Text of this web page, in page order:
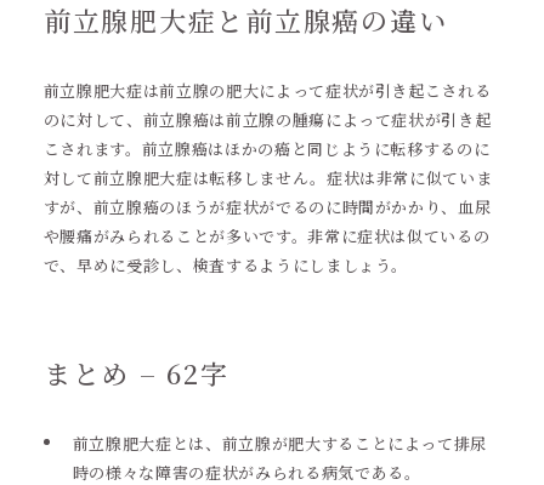
前立腺肥大症と前立腺癌の違い
前立腺肥大症は前立腺の肥大によって症状が引き起こされる
のに対して、前立腺癌は前立腺の腫瘍によって症状が引き起
こされます。前立腺癌はほかの癌と同じように転移するのに
対して前立腺肥大症は転移しません。症状は非常に似ていま
すが、前立腺癌のほうが症状がでるのに時間がかかり、血尿
や腰痛がみられることが多いです。非常に症状は似ているの
で、早めに受診し、検査するようにしましょう。
まとめ – 62字
前立腺肥大症とは、前立腺が肥大することによって排尿
時の様々な障害の症状がみられる病気である。